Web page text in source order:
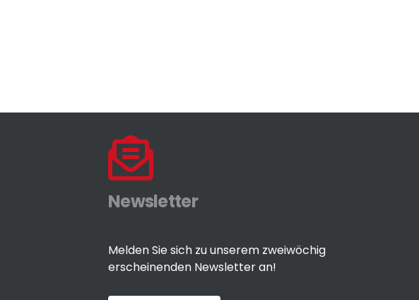
Newsletter
Melden Sie sich zu unserem zweiwöchig
erscheinenden Newsletter an!